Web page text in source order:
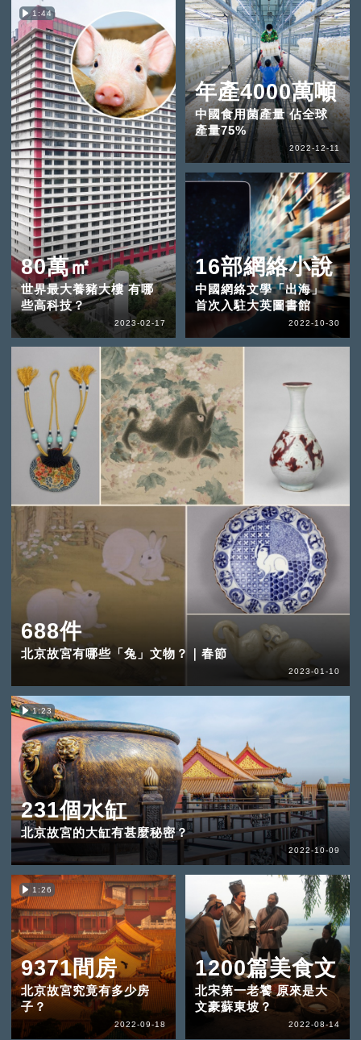
1:44
80萬㎡
世界最大養豬大樓 有哪
些高科技？
2023-02-17
688件
北京故宮有哪些「兔」文物？｜春節
2023-01-10
年產4000萬噸
中國食用菌產量 佔全球
產量75%
2022-12-11
16部網絡小說
中國網絡文學「出海」
首次入駐大英圖書館
2022-10-30
1:23
231個水缸
北京故宮的大缸有甚麼秘密？
2022-10-09
1:26
9371間房
北京故宮究竟有多少房
子？
2022-09-18
1200篇美食文
北宋第一老饕 原來是大
文豪蘇東坡？
2022-08-14